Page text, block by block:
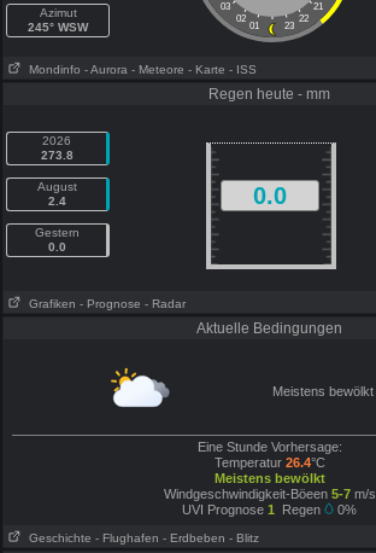
Azimut
245° WSW
03
21
02
22
01 23
Mondinfo - Aurora - Meteore - Karte - ISS
Regen heute - mm
2026
273.8
August
2.4
Gestern
0.0
0.0
Grafiken - Prognose - Radar
Aktuelle Bedingungen
Meistens bewölkt
Eine Stunde Vorhersage:
Temperatur 26.4°C
Meistens bewölkt
Windgeschwindigkeit-Böeen 5-7m/s
UVI Prognose1 Regen 0%
Geschichte - Flughafen - Erdbeben - Blitz